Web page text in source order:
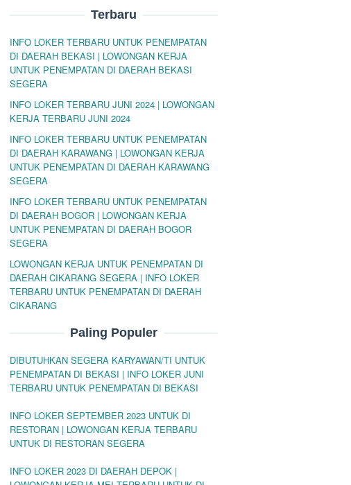
Terbaru
INFO LOKER TERBARU UNTUK PENEMPATAN
DI DAERAH BEKASI | LOWONGAN KERJA
UNTUK PENEMPATAN DI DAERAH BEKASI
SEGERA
INFO LOKER TERBARU JUNI 2024 | LOWONGAN
KERJA TERBARU JUNI 2024
INFO LOKER TERBARU UNTUK PENEMPATAN
DI DAERAH KARAWANG | LOWONGAN KERJA
UNTUK PENEMPATAN DI DAERAH KARAWANG
SEGERA
INFO LOKER TERBARU UNTUK PENEMPATAN
DI DAERAH BOGOR | LOWONGAN KERJA
UNTUK PENEMPATAN DI DAERAH BOGOR
SEGERA
LOWONGAN KERJA UNTUK PENEMPATAN DI
DAERAH CIKARANG SEGERA | INFO LOKER
TERBARU UNTUK PENEMPATAN DI DAERAH
CIKARANG
Paling Populer
DIBUTUHKAN SEGERA KARYAWAN/TI UNTUK
PENEMPATAN DI BEKASI | INFO LOKER JUNI
TERBARU UNTUK PENEMPATAN DI BEKASI
INFO LOKER SEPTEMBER 2023 UNTUK DI
RESTORAN | LOWONGAN KERJA TERBARU
UNTUK DI RESTORAN SEGERA
INFO LOKER 2023 DI DAERAH DEPOK |